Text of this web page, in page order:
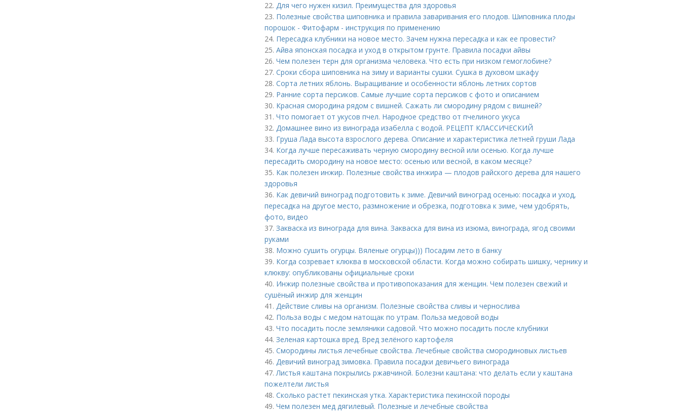
22. Для чего нужен кизил. Преимущества для здоровья
23. Полезные свойства шиповника и правила заваривания его плодов. Шиповника плоды
порошок - Фитофарм - инструкция по применению
24. Пересадка клубники на новое место. Зачем нужна пересадка и как ее провести?
25. Айва японская посадка и уход в открытом грунте. Правила посадки айвы
26. Чем полезен терн для организма человека. Что есть при низком гемоглобине?
27. Сроки сбора шиповника на зиму и варианты сушки. Сушка в духовом шкафу
28. Сорта летних яблонь. Выращивание и особенности яблонь летних сортов
29. Ранние сорта персиков. Самые лучшие сорта персиков с фото и описанием
30. Красная смородина рядом с вишней. Сажать ли смородину рядом с вишней?
31. Что помогает от укусов пчел. Народное средство от пчелиного укуса
32. Домашнее вино из винограда изабелла с водой. РЕЦЕПТ КЛАССИЧЕСКИЙ
33. Груша Лада высота взрослого дерева. Описание и характеристика летней груши Лада
34. Когда лучше пересаживать черную смородину весной или осенью. Когда лучше
пересадить смородину на новое место: осенью или весной, в каком месяце?
35. Как полезен инжир. Полезные свойства инжира — плодов райского дерева для нашего
здоровья
36. Как девичий виноград подготовить к зиме. Девичий виноград осенью: посадка и уход,
пересадка на другое место, размножение и обрезка, подготовка к зиме, чем удобрять,
фото, видео
37. Закваска из винограда для вина. Закваска для вина из изюма, винограда, ягод своими
руками
38. Можно сушить огурцы. Вяленые огурцы))) Посадим лето в банку
39. Когда созревает клюква в московской области. Когда можно собирать шишку, чернику и
клюкву: опубликованы официальные сроки
40. Инжир полезные свойства и противопоказания для женщин. Чем полезен свежий и
сушёный инжир для женщин
41. Действие сливы на организм. Полезные свойства сливы и чернослива
42. Польза воды с медом натощак по утрам. Польза медовой воды
43. Что посадить после земляники садовой. Что можно посадить после клубники
44. Зеленая картошка вред. Вред зелёного картофеля
45. Смородины листья лечебные свойства. Лечебные свойства смородиновых листьев
46. Девичий виноград зимовка. Правила посадки девичьего винограда
47.Листья каштана покрылись ржавчиной. Болезни каштана: что делать если у каштана
пожелтели листья
48. Сколько растет пекинская утка. Характеристика пекинской породы
49. Чем полезен мед дягилевый. Полезные и лечебные свойства